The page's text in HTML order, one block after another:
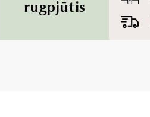
rugpjūtis